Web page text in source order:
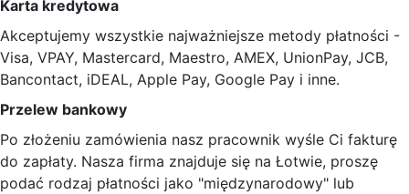
Karta kredytowa
Akceptujemy wszystkie najważniejsze metody płatności -
Visa, VPAY, Mastercard, Maestro, AMEX, UnionPay, JCB,
Bancontact, iDEAL, Apple Pay, Google Pay i inne.
Przelew bankowy
Po złożeniu zamówienia nasz pracownik wyśle Ci fakturę
do zapłaty. Nasza firma znajduje się na Łotwie, proszę
podać rodzaj płatności jako "międzynarodowy" lub